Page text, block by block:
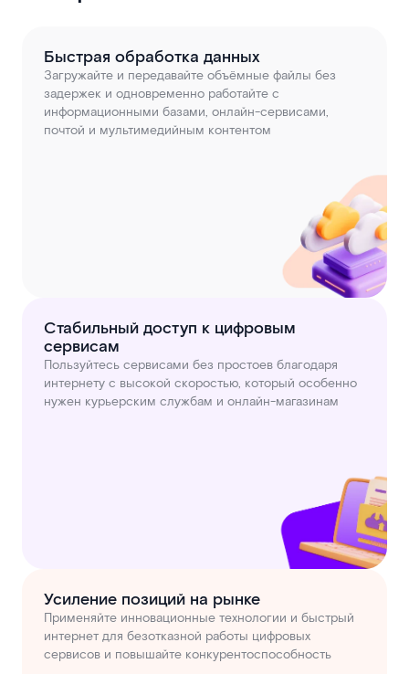
Быстрая обработка данных
Загружайте и передавайте объёмные файлы без
задержек и одновременно работайте с
информационными базами, онлайн-сервисами,
почтой и мультимедийным контентом
Стабильный доступ к цифровым
сервисам
Пользуйтесь сервисами без простоев благодаря
интернету с высокой скоростью, который особенно
нужен курьерским службам и онлайн-магазинам
Усиление позиций на рынке
Применяйте инновационные технологии и быстрый
интернет для безотказной работы цифровых
сервисов и повышайте конкурентоспособность